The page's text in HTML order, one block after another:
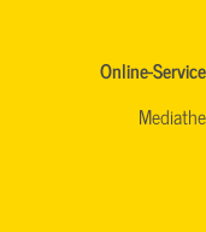
Online-